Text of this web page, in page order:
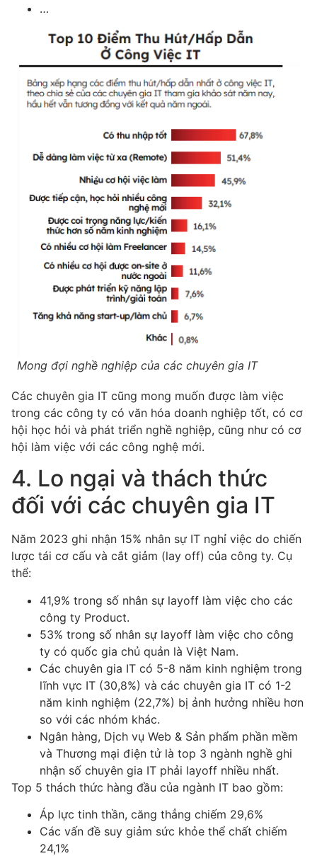
…
Mong đợi nghề nghiệp của các chuyên gia IT
Các chuyên gia IT cũng mong muốn được làm việc
trong các công ty có văn hóa doanh nghiệp tốt, có cơ
hội học hỏi và phát triển nghề nghiệp, cũng như có cơ
hội làm việc với các công nghệ mới.
4. Lo ngại và thách thức
đối với các chuyên gia IT
Năm 2023 ghi nhận 15% nhân sự IT nghỉ việc do chiến
lược tái cơ cấu và cắt giảm (lay off) của công ty. Cụ
thể:
41,9% trong số nhân sự layoff làm việc cho các
công ty Product.
53% trong số nhân sự layoff làm việc cho công
ty có quốc gia chủ quản là Việt Nam.
Các chuyên gia IT có 5-8 năm kinh nghiệm trong
lĩnh vực IT (30,8%) và các chuyên gia IT có 1-2
năm kinh nghiệm (22,7%) bị ảnh hưởng nhiều hơn
so với các nhóm khác.
Ngân hàng, Dịch vụ Web & Sản phẩm phần mềm
và Thương mại điện tử là top 3 ngành nghề ghi
nhận số chuyên gia IT phải layoff nhiều nhất.
Top 5 thách thức hàng đầu của ngành IT bao gồm:
Áp lực tinh thần, căng thẳng chiếm 29,6%
Các vấn đề suy giảm sức khỏe thể chất chiếm
24,1%